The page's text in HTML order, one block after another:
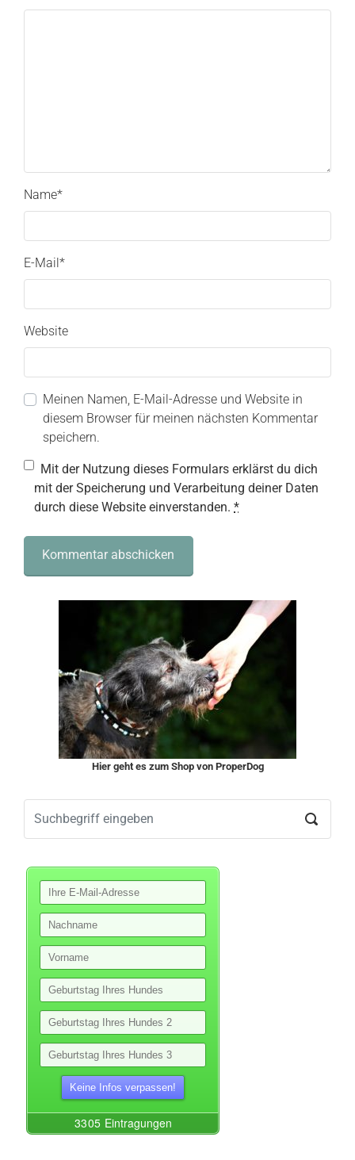
Name*
E-Mail *
Website
Meinen Namen, E-Mail-Adresse und Website in
diesem Browser für meinen nächsten Kommentar
speichern.
Mit der Nutzung dieses Formulars erklärst du dich
mit der Speicherung und Verarbeitung deiner Daten
durch diese Website einverstanden. *
Hier geht es zum Shop von ProperDog